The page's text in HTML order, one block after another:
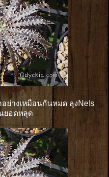
ย่างเหมือนกันหมด ลุงNels
ยอดหลุด